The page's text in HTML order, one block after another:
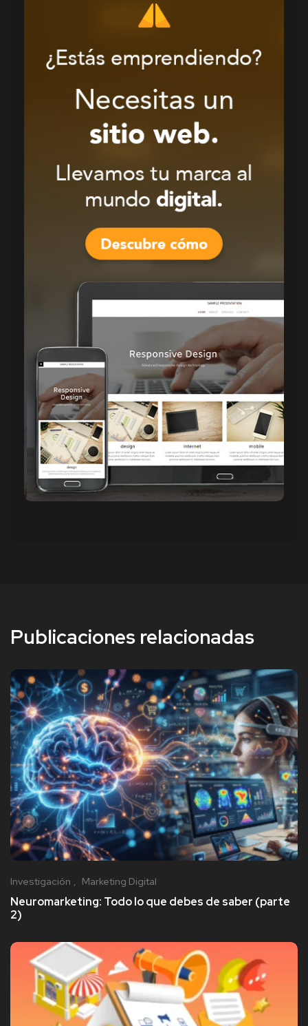
Publicaciones relacionadas
Investigación Marketing Digital
Neuromarketing: Todo lo que debes de saber (parte
2)